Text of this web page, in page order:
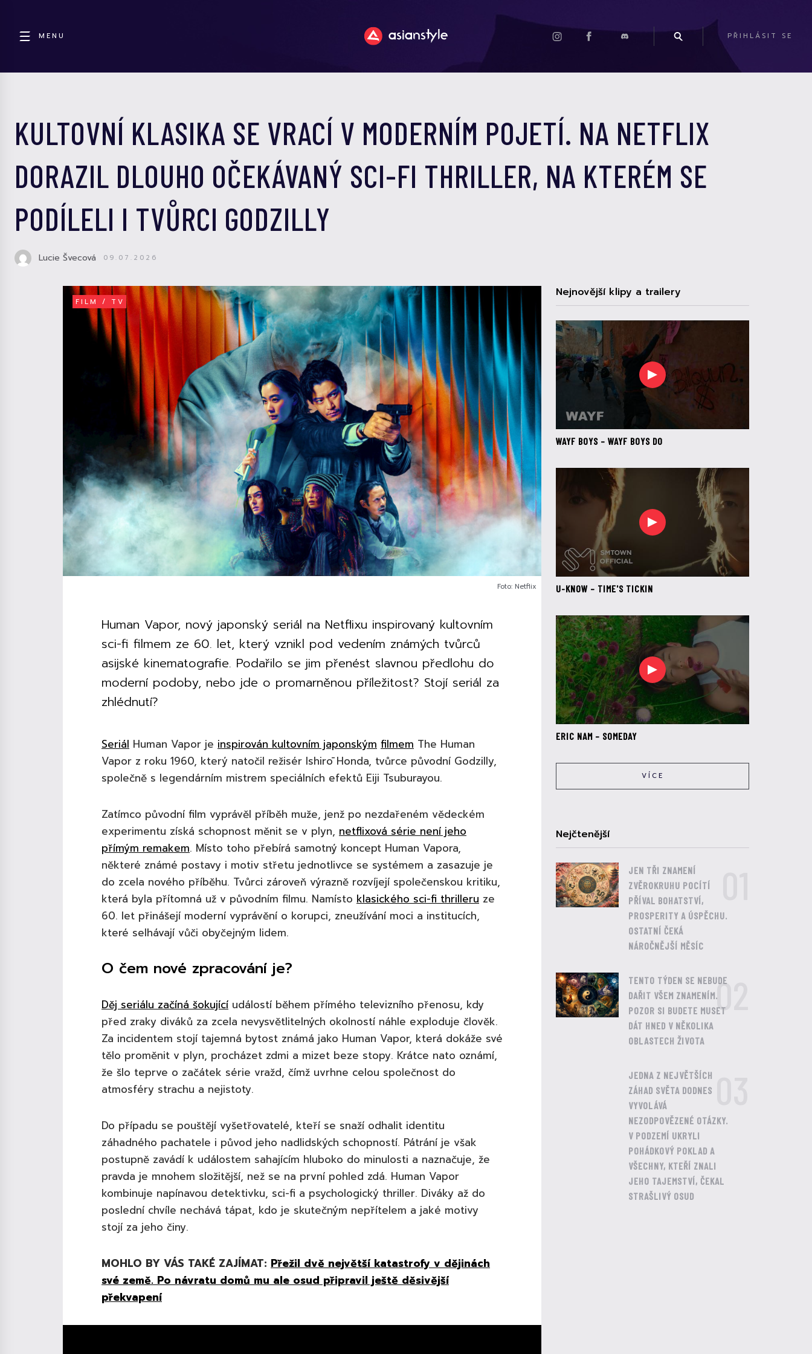
MENU PŘIHLÁSIT SE
KULTOVNÍ KLASIKA SE VRACÍ V MODERNÍM POJETÍ. NA NETFLIX
DORAZIL DLOUHO OČEKÁVANÝ SCI-FI THRILLER, NA KTERÉM SE
PODÍLELI I TVŮRCI GODZILLY
Lucie Švecová 09.07.2026
FILM / TV
Foto: Netflix
Human Vapor, nový japonský seriál na Netflixu inspirovaný kultovním
sci-fi filmem ze 60. let, který vznikl pod vedením známých tvůrců
asijské kinematografie. Podařilo se jim přenést slavnou předlohu do
moderní podoby, nebo jde o promarněnou příležitost? Stojí seriál za
zhlédnutí?
Seriál Human Vapor je inspirován kultovním japonským filmem The Human
Vapor z roku 1960, který natočil režisér Ishirō Honda, tvůrce původní Godzilly,
společně s legendárním mistrem speciálních efektů Eiji Tsuburayou.
Zatímco původní film vyprávěl příběh muže, jenž po nezdařeném vědeckém
experimentu získá schopnost měnit se v plyn, netflixová série není jeho
přímým remakem. Místo toho přebírá samotný koncept Human Vapora,
některé známé postavy i motiv střetu jednotlivce se systémem a zasazuje je
do zcela nového příběhu. Tvůrci zároveň výrazně rozvíjejí společenskou kritiku,
která byla přítomná už v původním filmu. Namísto klasického sci-fi thrilleru ze
60. let přinášejí moderní vyprávění o korupci, zneužívání moci a institucích,
které selhávají vůči obyčejným lidem.
O čem nové zpracování je?
Děj seriálu začíná šokující událostí během přímého televizního přenosu, kdy
před zraky diváků za zcela nevysvětlitelných okolností náhle exploduje člověk.
Za incidentem stojí tajemná bytost známá jako Human Vapor, která dokáže své
tělo proměnit v plyn, procházet zdmi a mizet beze stopy. Krátce nato oznámí,
že šlo teprve o začátek série vražd, čímž uvrhne celou společnost do
atmosféry strachu a nejistoty.
Do případu se pouštějí vyšetřovatelé, kteří se snaží odhalit identitu
záhadného pachatele i původ jeho nadlidských schopností. Pátrání je však
postupně zavádí k událostem sahajícím hluboko do minulosti a naznačuje, že
pravda je mnohem složitější, než se na první pohled zdá. Human Vapor
kombinuje napínavou detektivku, sci-fi a psychologický thriller. Diváky až do
poslední chvíle nechává tápat, kdo je skutečným nepřítelem a jaké motivy
stojí za jeho činy.
MOHLO BY VÁS TAKÉ ZAJÍMAT: Přežil dvě největší katastrofy v dějinách
své země. Po návratu domů mu ale osud připravil ještě děsivější
překvapení
Nejnovější klipy a trailery
WAYF BOYS – WAYF BOYS DO
U-KNOW – TIME'S TICKIN
ERIC NAM – SOMEDAY
VÍCE
Nejčtenější
JEN TŘI ZNAMENÍ
ZVĚROKRUHU POCÍTÍ
PŘÍVAL BOHATSTVÍ,
PROSPERITY A ÚSPĚCHU.
OSTATNÍ ČEKÁ
NÁROČNĚJŠÍ MĚSÍC
TENTO TÝDEN SE NEBUDE
DAŘIT VŠEM ZNAMENÍM.
POZOR SI BUDETE MUSET
DÁT HNED V NĚKOLIKA
OBLASTECH ŽIVOTA
02
JEDNA Z NEJVĚTŠÍCH
ZÁHAD SVĚTA DODNES
VYVOLÁVÁ
NEZODPOVĚZENÉ OTÁZKY.
V PODZEMÍ UKRYLI
POHÁDKOVÝ POKLAD A
VŠECHNY, KTEŘÍ ZNALI
JEHO TAJEMSTVÍ, ČEKAL
STRAŠLIVÝ OSUD